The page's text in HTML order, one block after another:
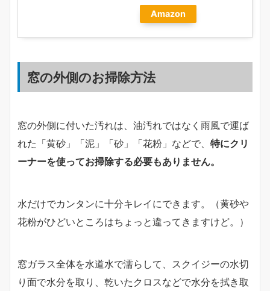
Amazon
窓の外側のお掃除方法
窓の外側に付いた汚れは、油汚れではなく雨風で運ば
れた「黄砂」「泥」「砂」「花粉」などで、 特にクリ
ーナーを使ってお掃除する必要もありません。
水だけでカンタンに十分キレイにできます。（黄砂や
花粉がひどいところはちょっと違ってきますけど。）
窓ガラス全体を水道水で濡らして、スクイジーの水切
り面で水分を取り、乾いたクロスなどで水分を拭き取